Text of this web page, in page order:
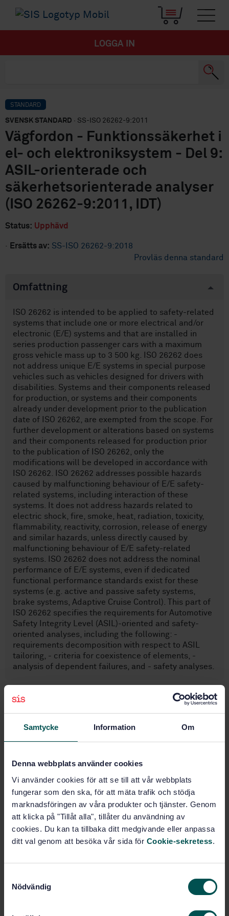
Samtycke Information Om
Denna webbplats använder cookies
Vi använder cookies för att se till att vår webbplats
fungerar som den ska, för att mäta trafik och stödja
marknadsföringen av våra produkter och tjänster. Genom
att klicka på "Tillåt alla", tillåter du användning av
cookies. Du kan ta tillbaka ditt medgivande eller anpassa
ditt val genom att besöka vår sida för Cookie-sekretess.
Nödvändig
LOGGA IN
STANDARD
SVENSK STANDARD · SS-ISO 26262-9:2011
Vägfordon - Funktionssäkerhet i
el- och elektroniksystem - Del 9:
ASIL-orienterade och
säkerhetsorienterade analyser
(ISO 26262-9:2011, IDT)
Status: Upphävd
· Ersätts av: SS-ISO 26262-9:2018
Provläs denna standard
Omfattning
ISO 26262 is intended to be applied to safety-related
systems that include one or more electrical and/or
electronic (E/E) systems and that are installed in
series production passenger cars with a maximum
gross vehicle mass up to 3 500 kg. ISO 26262 does
not address unique E/E systems in special purpose
vehicles such as vehicles designed for drivers with
disabilities. Systems and their components released
for production, or systems and their components
already under development prior to the publication
date of ISO 26262, are exempted from the scope. For
further development or alterations based on systems
and their components released for production prior
to the publication of ISO 26262, only the
modifications will be developed in accordance with
ISO 26262. ISO 26262 addresses possible hazards
caused by malfunctioning behaviour of E/E safety-
related systems, including interaction of these
systems. It does not address hazards related to
electric shock, fire, smoke, heat, radiation, toxicity,
flammability, reactivity, corrosion, release of energy
and similar hazards, unless directly caused by
malfunctioning behaviour of E/E safety-related
systems. ISO 26262 does not address the nominal
performance of E/E systems, even if dedicated
functional performance standards exist for these
systems (e.g. active and passive safety systems,
brake systems, Adaptive Cruise Control). This part of
ISO 26262 specifies the requirements for Automotive
Safety Integrity Level (ASIL)-oriented and safety-
oriented analyses, including the following: -
requirements decomposition with respect to ASIL
tailoring, - criteria for coexistence of elements, -
analysis of dependent failures, and - safety analyses.
Ämnesområden
Elektriska utrustningar
(43.040.10)
Köp denna standard
STANDARD
SVENSK STANDARD· SS-ISO 26262-9:2011
Vägfordon - Funktionssäkerhet i el- och
elektroniksystem - Del 9: ASIL-orienterade och
IDT)
Prenumerera på standarden - Läs mer
1 097 SEK